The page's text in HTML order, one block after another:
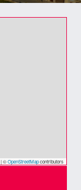
|©OpenStreetMapcontributors